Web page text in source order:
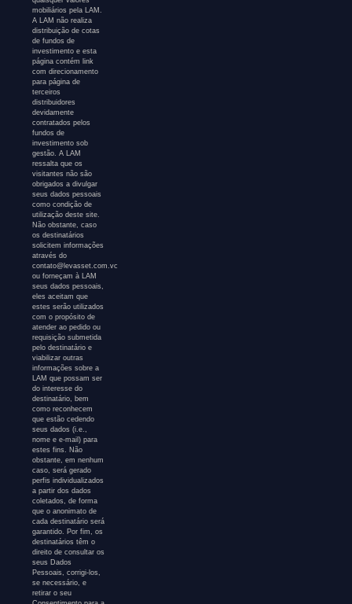
mobiliários pela LAM.
A LAM não realiza
distribuição de cotas
de fundos de
investimento e esta
página contém link
com direcionamento
para página de
terceiros
distribuidores
devidamente
contratados pelos
fundos de
investimento sob
gestão. A LAM
ressalta que os
visitantes não são
obrigados a divulgar
seus dados pessoais
como condição de
utilização deste site.
Não obstante, caso
os destinatários
solicitem informações
através do
contato@levasset.com.vc
ou forneçam à LAM
seus dados pessoais,
eles aceitam que
estes serão utilizados
com o propósito de
atender ao pedido ou
requisição submetida
pelo destinatário e
viabilizar outras
informações sobre a
LAM que possam ser
do interesse do
destinatário, bem
como reconhecem
que estão cedendo
seus dados (i.e.,
nome e e-mail) para
estes fins. Não
obstante, em nenhum
caso, será gerado
perfis individualizados
a partir dos dados
coletados, de forma
que o anonimato de
cada destinatário será
garantido. Por fim, os
destinatários têm o
direito de consultar os
seus Dados
Pessoais, corrigi-los,
se necessário, e
retirar o seu